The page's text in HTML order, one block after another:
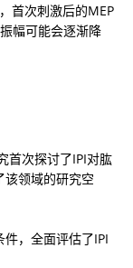
首次刺激后的MEP
幅可能会逐渐降
首次探讨了IPI对肱
该领域的研究空
件，全面评估了IPI